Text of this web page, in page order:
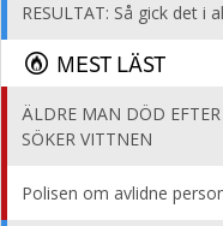
RESULTAT: Så gick det i
MEST LÄST
ÄLDRE MAN DÖD
SÖKER VITTNEN
Polisen om avlidne